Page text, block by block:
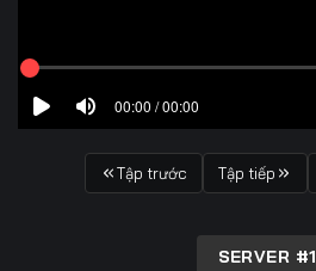
00:00 / 00:00
Tập trước Tập tiếp
SERVER #1